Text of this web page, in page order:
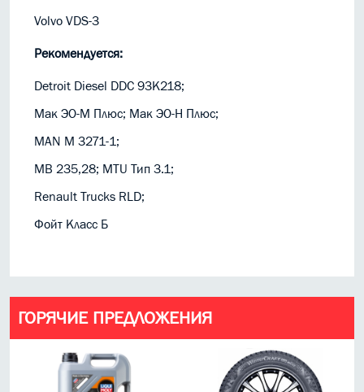
Volvo VDS-3
Рекомендуется:
Detroit Diesel DDC 93K218;
Мак ЭО-М Плюс; Мак ЭО-Н Плюс;
MAN M 3271-1;
MB 235,28; MTU Тип 3.1;
Renault Trucks RLD;
Фойт Класс Б
ГОРЯЧИЕ ПРЕДЛОЖЕНИЯ